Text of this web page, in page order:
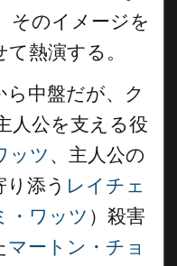
そのイメージを
熱演する。
中盤だが、ク
人公を支える役
ッツ 、主人公の
添う レイチェ
・ワッツ ）殺害
マートン・チョ